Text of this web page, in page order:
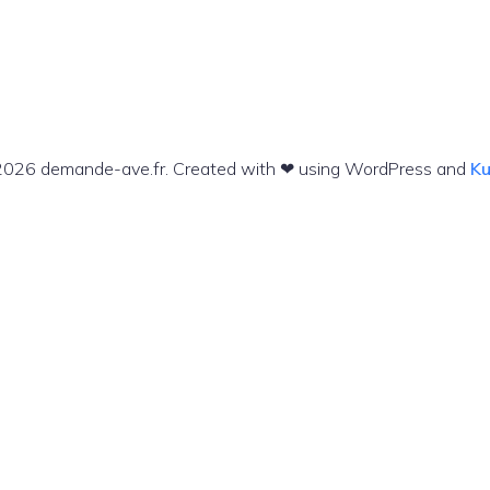
demande-ave.fr. Created with ❤ using WordPress and